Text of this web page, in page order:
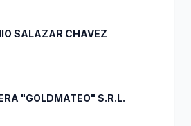
SALAZAR CHAVEZ
"GOLDMATEO" S.R.L.